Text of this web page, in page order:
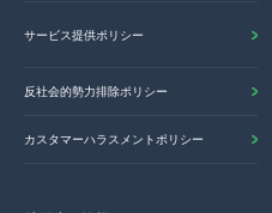
サービス提供ポリシー
反社会的勢力排除ポリシー
カスタマーハラスメントポリシー